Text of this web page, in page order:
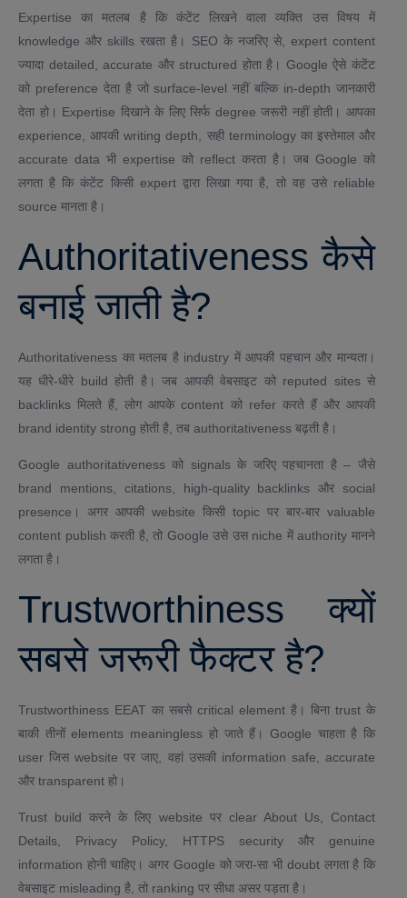
Expertise का मतलब है कि कंटेंट लिखने वाला व्यक्ति उस विषय में
knowledge और skills रखता है। SEO के नजरिए से, expert content
ज्यादा detailed, accurate और structured होता है। Google ऐसे कंटेंट
को preference देता है जो surface-level नहीं बल्कि in-depth जानकारी
देता हो। Expertise दिखाने के लिए सिर्फ degree जरूरी नहीं होती। आपका
experience, आपकी writing depth, सही terminology का इस्तेमाल और
accurate data भी expertise को reflect करता है। जब Google को
लगता है कि कंटेंट किसी expert द्वारा लिखा गया है, तो वह उसे reliable
source मानता है।
Authoritativeness कैसे
बनाई जाती है?
Authoritativeness का मतलब है industry में आपकी पहचान और मान्यता।
यह धीरे-धीरे build होती है। जब आपकी वेबसाइट को reputed sites से
backlinks मिलते हैं, लोग आपके content को refer करते हैं और आपकी
brand identity strong होती है, तब authoritativeness बढ़ती है।
Google authoritativeness को signals के जरिए पहचानता है – जैसे
brand mentions, citations, high-quality backlinks और social
presence। अगर आपकी website किसी topic पर बार-बार valuable
content publish करती है, तो Google उसे उस niche में authority मानने
लगता है।
Trustworthiness क्यों
सबसे जरूरी फैक्टर है?
Trustworthiness EEAT का सबसे critical element है। बिना trust के
बाकी तीनों elements meaningless हो जाते हैं। Google चाहता है कि
user जिस website पर जाए, वहां उसकी information safe, accurate
और transparent हो।
Trust build करने के लिए website पर clear About Us, Contact
Details, Privacy Policy, HTTPS security और genuine
information होनी चाहिए। अगर Google को जरा-सा भी doubt लगता है कि
वेबसाइट misleading है, तो ranking पर सीधा असर पड़ता है।